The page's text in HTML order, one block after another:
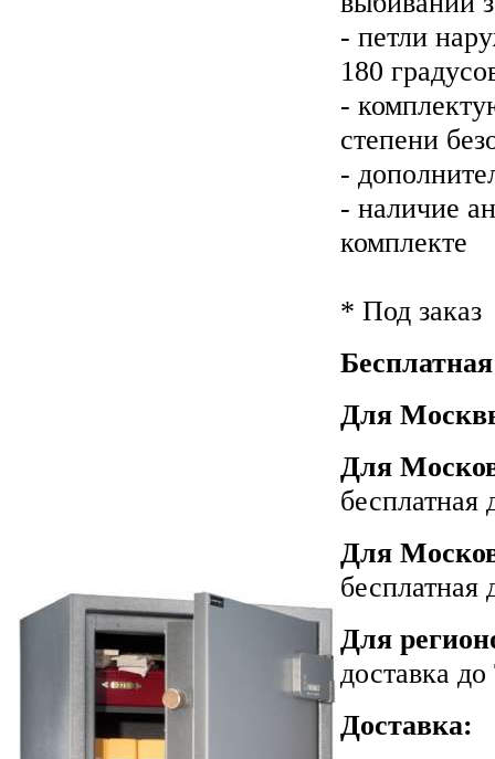
- петли
180
-
степени
-
- наличие
комплекте
* Под заказ
Для
Для
Для
Для
доставка
Доставка: